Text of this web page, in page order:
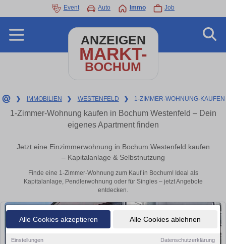
Alle Cookies akzeptieren Alle Cookies ablehnen
Einstellungen Datenschutzerklärung
Event Auto Immo Job
ANZEIGEN
MARKT-
BOCHUM
❯ IMMOBILIEN ❯ WESTENFELD ❯ 1-ZIMMER-WOHNUNG-KAUFEN
1-Zimmer-Wohnung kaufen in Bochum Westenfeld – Dein
eigenes Apartment finden
Jetzt eine Einzimmerwohnung in Bochum Westenfeld kaufen
– Kapitalanlage & Selbstnutzung
Finde eine 1-Zimmer-Wohnung zum Kauf in Bochum! Ideal als
Kapitalanlage, Pendlerwohnung oder für Singles – jetzt Angebote
entdecken.